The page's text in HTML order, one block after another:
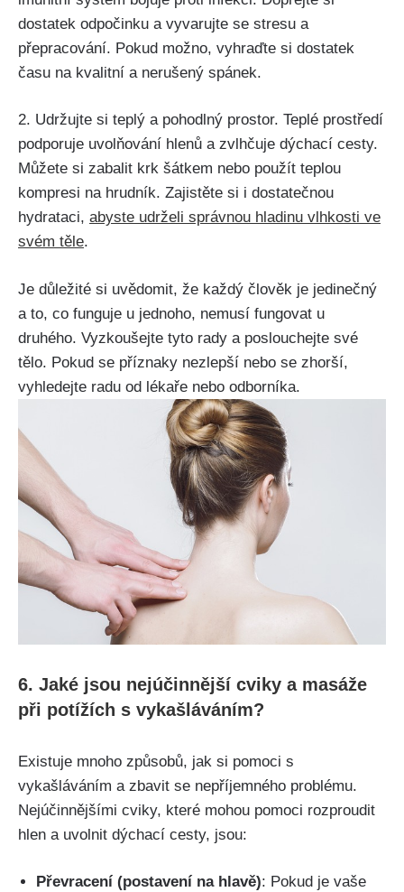
dostatek odpočinku a⁣ vyvarujte se stresu a
přepracování. Pokud možno, vyhraďte si dostatek
času ⁢na kvalitní a nerušený spánek.
2.⁤ Udržujte si teplý a pohodlný ​prostor. Teplé prostředí
⁣podporuje uvolňování ⁣hlenů a zvlhčuje dýchací cesty.
Můžete si zabalit krk šátkem nebo použít teplou
kompresi‌ na hrudník. Zajistěte si i dostatečnou
hydrataci, abyste udrželi správnou hladinu vlhkosti ve
⁢svém těle.
Je důležité ⁣si uvědomit, že každý člověk je jedinečný
a to,⁢ co funguje u jednoho, nemusí fungovat u
druhého. Vyzkoušejte tyto rady a poslouchejte své
tělo. Pokud se příznaky nezlepší nebo‌ se zhorší,
vyhledejte radu od lékaře nebo odborníka.
6. Jaké jsou nejúčinnější cviky a masáže
při potížích s vykašláváním?
Existuje ​mnoho způsobů,⁤ jak ⁣si ⁢pomoci s
vykašláváním a zbavit se nepříjemného ‍problému.‍
Nejúčinnějšími ⁣cviky, ⁢které mohou pomoci rozproudit
hlen a uvolnit dýchací cesty, jsou:
Převracení ‌(postavení na hlavě): Pokud je vaše